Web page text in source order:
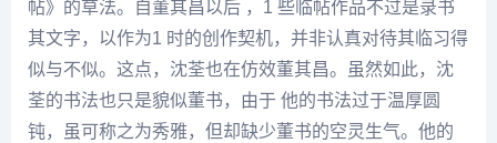
帖》的草法。自董其昌以后 ，1 些临帖作品不过是录书
其文字，以作为1 时的创作契机，并非认真对待其临习得
似与不似。这点， 沈荃也在仿效董其昌。虽然如此， 沈
荃的书法也只是貌似董书，由于 他的书法过于温厚圆
钝，虽可称之为秀雅，但却缺少董书的空灵生气。他的